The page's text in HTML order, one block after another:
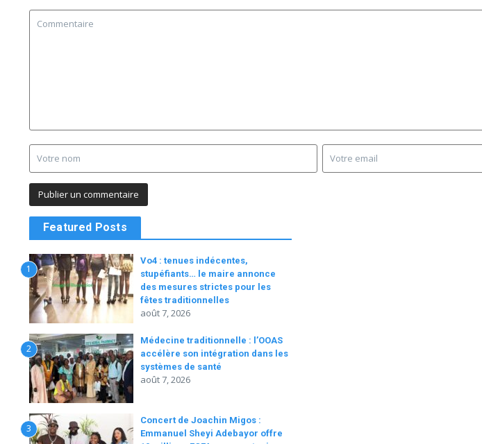
Featured Posts
1
Vo4 : tenues indécentes,
stupéfiants… le maire annonce
des mesures strictes pour les
fêtes traditionnelles
août 7, 2026
2
Médecine traditionnelle : l’OOAS
accélère son intégration dans les
systèmes de santé
août 7, 2026
3
Concert de Joachin Migos :
Emmanuel Sheyi Adebayor offre